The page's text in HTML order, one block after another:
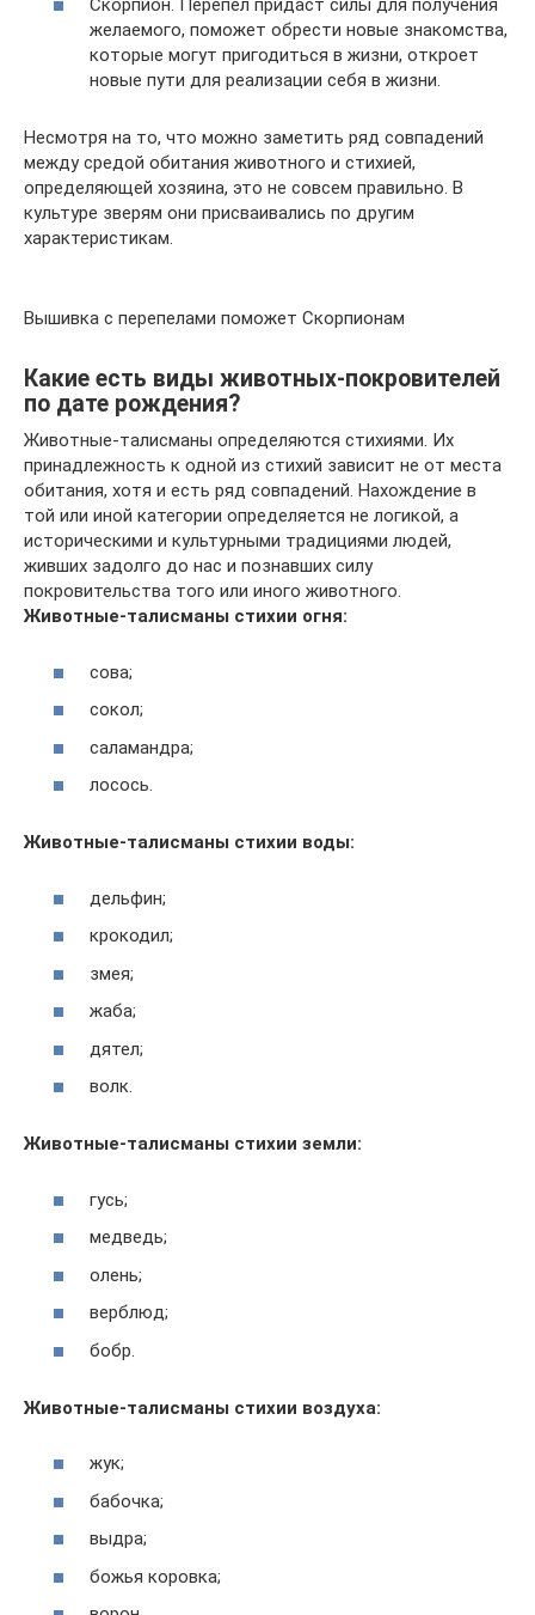
Скорпион. Перепел придаст силы для получения
желаемого, поможет обрести новые знакомства,
которые могут пригодиться в жизни, откроет
новые пути для реализации себя в жизни.
Несмотря на то, что можно заметить ряд совпадений
между средой обитания животного и стихией,
определяющей хозяина, это не совсем правильно. В
культуре зверям они присваивались по другим
характеристикам.
Вышивка с перепелами поможет Скорпионам
Какие есть виды животных-покровителей
по дате рождения?
Животные-талисманы определяются стихиями. Их
принадлежность к одной из стихий зависит не от места
обитания, хотя и есть ряд совпадений. Нахождение в
той или иной категории определяется не логикой, а
историческими и культурными традициями людей,
живших задолго до нас и познавших силу
покровительства того или иного животного.
Животные-талисманы стихии огня:
сова;
сокол;
саламандра;
лосось.
Животные-талисманы стихии воды:
дельфин;
крокодил;
змея;
жаба;
дятел;
волк.
Животные-талисманы стихии земли:
гусь;
медведь;
олень;
верблюд;
бобр.
Животные-талисманы стихии воздуха:
жук;
бабочка;
выдра;
божья коровка;